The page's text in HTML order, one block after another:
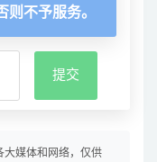
则不予服务。
大媒体和网络，仅供